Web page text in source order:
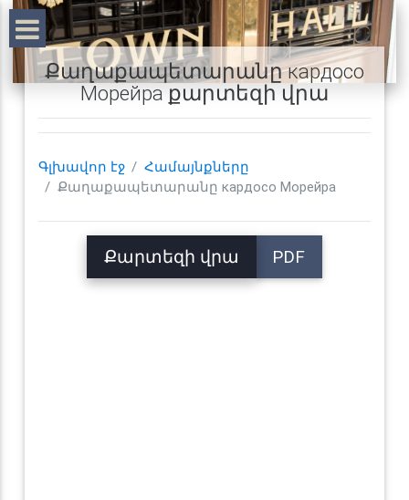
Քաղաքապետարանը кардосо
Морейра քարտեզի վրա
Գլխավոր էջ
Համայնքները
Քաղաքապետարանը кардосо Морейра
Քարտեզի վրա PDF